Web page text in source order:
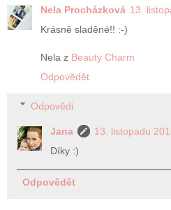
Nela Procházková 13.
Krásně sladěné!! :-)
Nela z Beauty Charm
Odpovědět
Odpovědi
Jana
13. listopadu
Díky :)
Odpovědět